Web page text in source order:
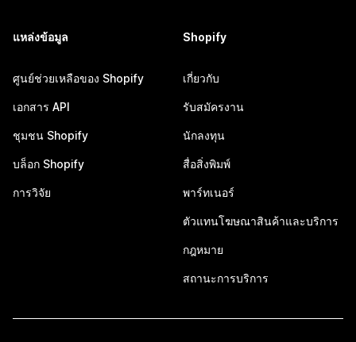
แหล่งข้อมูล
ศูนย์ช่วยเหลือของ Shopify
เอกสาร API
ชุมชน Shopify
บล็อก Shopify
การวิจัย
Shopify
เกี่ยวกับ
รับสมัครงาน
นักลงทุน
สื่อสิ่งพิมพ์
พาร์ทเนอร์
ตัวแทนโฆษณาสินค้าและบริการ
กฎหมาย
สถานะการบริการ